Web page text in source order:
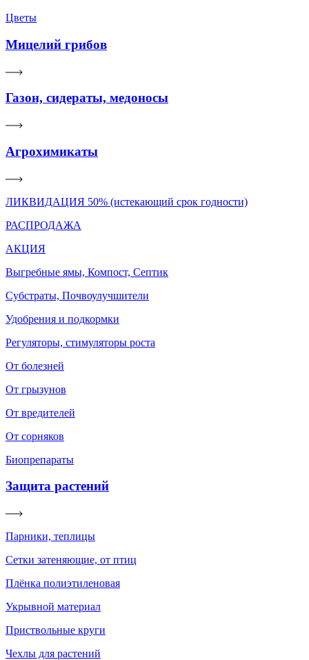
Цветы
Мицелий грибов
Газон, сидераты, медоносы
Агрохимикаты
ЛИКВИДАЦИЯ 50% (истекающий срок годности)
РАСПРОДАЖА
АКЦИЯ
Выгребные ямы, Компост, Септик
Субстраты, Почвоулучшители
Удобрения и подкормки
Регуляторы, стимуляторы роста
От болезней
От грызунов
От вредителей
От сорняков
Биопрепараты
Защита растений
Парники, теплицы
Сетки затеняющие, от птиц
Плёнка полиэтиленовая
Укрывной материал
Приствольные круги
Чехлы для растений